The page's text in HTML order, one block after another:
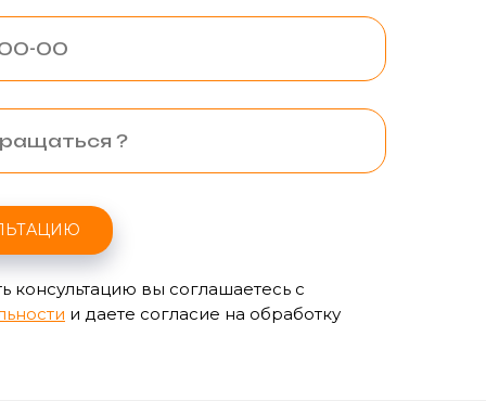
консультацию вы соглашаетесь с
и даете согласие на обработку